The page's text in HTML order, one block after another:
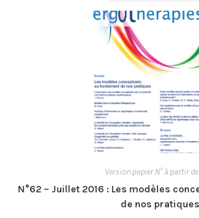
Version papier N° à partir de
N°62 – Juillet 2016 : Les modèles
de nos pratiques